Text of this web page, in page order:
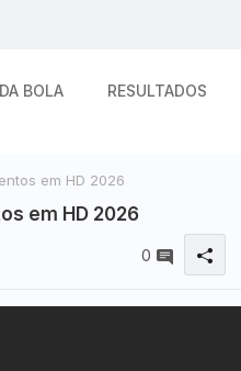
BOLA RESULTADOS
em HD 2026
em HD 2026
0